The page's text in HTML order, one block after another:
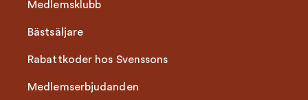
Medlemsklubb
Bästsäljare
Rabattkoder hos Svenssons
Medlemserbjudanden